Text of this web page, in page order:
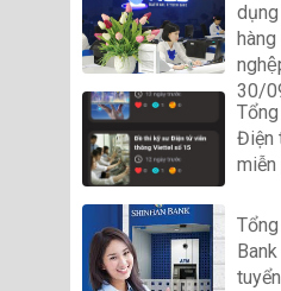
30/
Điện
miễn